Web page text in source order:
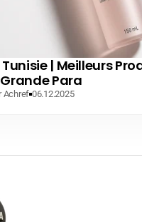
| Meilleurs
Para
Achref 06.12.2025